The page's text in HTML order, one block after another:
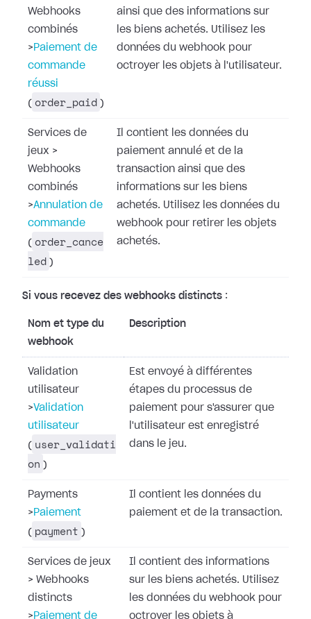
Webhooks
combinés
> Paiement de
commande
réussi
( order_paid )
ainsi que des informations sur
les biens achetés. Utilisez les
données du webhook pour
octroyer les objets à l'utilisateur.
Services de
jeux >
Webhooks
combinés
>Annulation de
commande
( order_cance
led )
Il contient les données du
paiement annulé et de la
transaction ainsi que des
informations sur les biens
achetés. Utilisez les données du
webhook pour retirer les objets
achetés.
Si vous recevez des webhooks distincts :
Nom et type du
webhook
Description
Validation
utilisateur
>Validation
utilisateur
( user_validati
on )
Est envoyé à différentes
étapes du processus de
paiement pour s'assurer que
l'utilisateur est enregistré
dans le jeu.
Payments
> Paiement
( payment )
Il contient les données du
paiement et de la transaction.
Services de jeux
> Webhooks
distincts
> Paiement de
Il contient des informations
sur les biens achetés. Utilisez
les données du webhook pour
octroyer les objets à